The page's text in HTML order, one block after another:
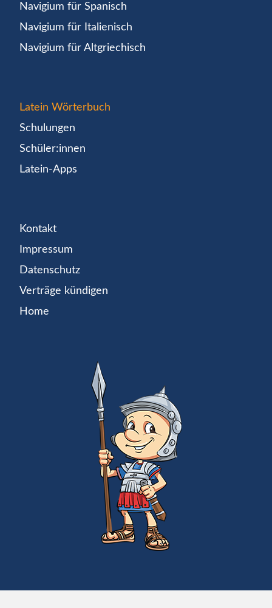
Navigium für Spanisch
Navigium für Italienisch
Navigium für Altgriechisch
Latein Wörterbuch
Schulungen
Schüler:innen
Latein-Apps
Kontakt
Impressum
Datenschutz
Verträge kündigen
Home